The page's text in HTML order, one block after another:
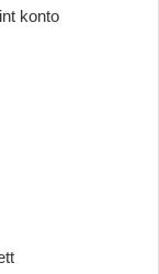
konto